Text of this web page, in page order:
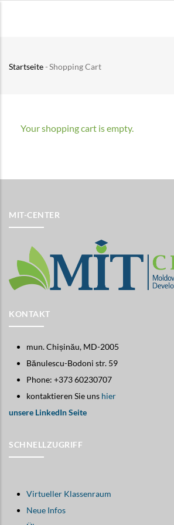
Startseite-Shopping Cart
Your shopping cart is empty.
MIT-CENTER
KONTAKT
mun. Chișinău, MD-2005
Bănulescu-Bodoni str. 59
Phone: +373 60230707
kontaktieren Sie uns hier
unsere LinkedIn Seite
SCHNELLZUGRIFF
Virtueller Klassenraum
Neue Infos